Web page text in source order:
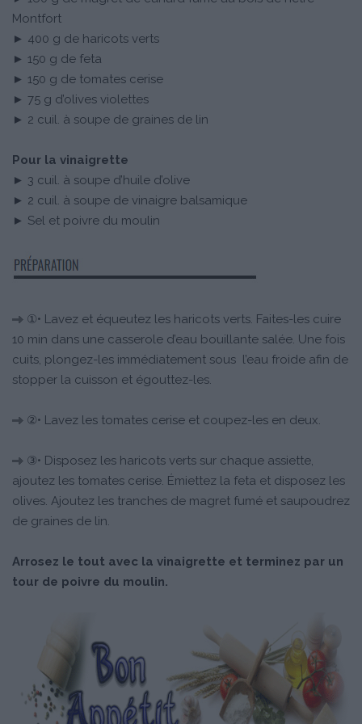
Montfort
► 400 g de haricots verts
► 150 g de feta
► 150 g de tomates cerise
► 75 g d’olives violettes
► 2 cuil. à soupe de graines de lin
Pour la vinaigrette
► 3 cuil. à soupe d’huile d’olive
► 2 cuil. à soupe de vinaigre balsamique
► Sel et poivre du moulin
①• Lavez et équeutez les haricots verts. Faites-les cuire
10 min dans une casserole d’eau bouillante salée. Une fois
cuits, plongez-les immédiatement sous l’eau froide afin de
stopper la cuisson et égouttez-les.
②• Lavez les tomates cerise et coupez-les en deux.
③• Disposez les haricots verts sur chaque assiette,
ajoutez les tomates cerise. Émiettez la feta et disposez les
olives. Ajoutez les tranches de magret fumé et saupoudrez
de graines de lin.
Arrosez le tout avec la vinaigrette et terminez par un
tour de poivre du moulin.